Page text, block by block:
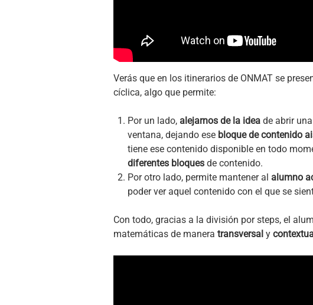
Verás que en los itinerarios de ONMAT se
cíclica, algo que permite:
Por un lado, alejarnos de la idea de abrir
ventana, dejando ese bloque de contenido
tiene ese contenido disponible en todo
diferentes bloques de contenido.
Por otro lado, permite mantener al alumno
poder ver aquel contenido con el que se
Con todo, gracias a la división por steps, el
matemáticas de manera transversal y